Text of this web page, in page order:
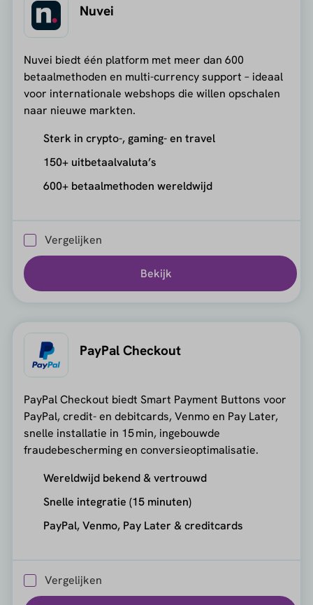
Nuvei
Nuvei biedt één platform met meer dan 600
betaalmethoden en multi-currency support – ideaal
voor internationale webshops die willen opschalen
naar nieuwe markten.
Sterk in crypto-, gaming- en travel
150+ uitbetaalvaluta’s
600+ betaalmethoden wereldwijd
Vergelijken
Bekijk
PayPal Checkout
PayPal Checkout biedt Smart Payment Buttons voor
PayPal, credit- en debitcards, Venmo en Pay Later,
snelle installatie in 15 min, ingebouwde
fraudebescherming en conversieoptimalisatie.
Wereldwijd bekend & vertrouwd
Snelle integratie (15 minuten)
PayPal, Venmo, Pay Later & creditcards
Vergelijken